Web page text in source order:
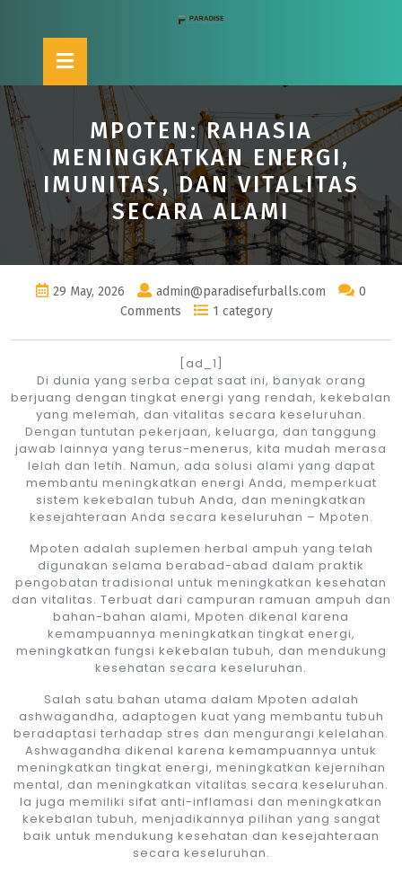
Open
Button
MPOTEN: RAHASIA
MENINGKATKAN ENERGI,
IMUNITAS, DAN VITALITAS
SECARA ALAMI
29 May, 2026 admin@paradisefurballs.com
0
Comments
1 category
[ad_1]
Di dunia yang serba cepat saat ini, banyak orang
berjuang dengan tingkat energi yang rendah, kekebalan
yang melemah, dan vitalitas secara keseluruhan.
Dengan tuntutan pekerjaan, keluarga, dan tanggung
jawab lainnya yang terus-menerus, kita mudah merasa
lelah dan letih. Namun, ada solusi alami yang dapat
membantu meningkatkan energi Anda, memperkuat
sistem kekebalan tubuh Anda, dan meningkatkan
kesejahteraan Anda secara keseluruhan – Mpoten.
Mpoten adalah suplemen herbal ampuh yang telah
digunakan selama berabad-abad dalam praktik
pengobatan tradisional untuk meningkatkan kesehatan
dan vitalitas. Terbuat dari campuran ramuan ampuh dan
bahan-bahan alami, Mpoten dikenal karena
kemampuannya meningkatkan tingkat energi,
meningkatkan fungsi kekebalan tubuh, dan mendukung
kesehatan secara keseluruhan.
Salah satu bahan utama dalam Mpoten adalah
ashwagandha, adaptogen kuat yang membantu tubuh
beradaptasi terhadap stres dan mengurangi kelelahan.
Ashwagandha dikenal karena kemampuannya untuk
meningkatkan tingkat energi, meningkatkan kejernihan
mental, dan meningkatkan vitalitas secara keseluruhan.
Ia juga memiliki sifat anti-inflamasi dan meningkatkan
kekebalan tubuh, menjadikannya pilihan yang sangat
baik untuk mendukung kesehatan dan kesejahteraan
secara keseluruhan.